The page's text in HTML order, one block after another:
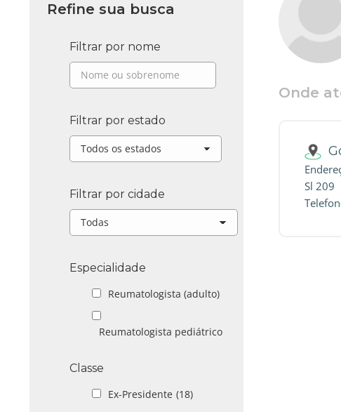
Onde
Sl 209
Refine sua busca
Filtrar por nome
Filtrar por estado
Filtrar por cidade
Especialidade
Reumatologista (adulto)
Reumatologista pediátrico
Classe
Ex-Presidente (18)